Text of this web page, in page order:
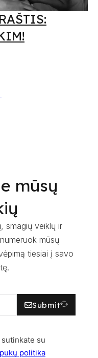
mūsų
smagių veiklų ir
mūsų
tiesiai į savo
Submit
su
politika